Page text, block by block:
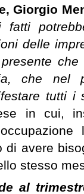
Giorgio
delle
che nel
tutti i
in cui,
di avere
stesso
al